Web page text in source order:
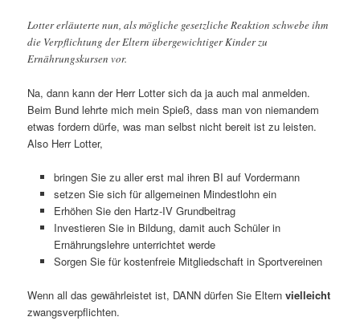
Lotter erläuterte nun, als mögliche gesetzliche Reaktion schwebe ihm
die Verpflichtung der Eltern übergewichtiger Kinder zu
Ernährungskursen vor.
Na, dann kann der Herr Lotter sich da ja auch mal anmelden.
Beim Bund lehrte mich mein Spieß, dass man von niemandem
etwas fordern dürfe, was man selbst nicht bereit ist zu leisten.
Also Herr Lotter,
bringen Sie zu aller erst mal ihren BI auf Vordermann
setzen Sie sich für allgemeinen Mindestlohn ein
Erhöhen Sie den Hartz-IV Grundbeitrag
Investieren Sie in Bildung, damit auch Schüler in
Ernährungslehre unterrichtet werde
Sorgen Sie für kostenfreie Mitgliedschaft in Sportvereinen
Wenn all das gewährleistet ist, DANN dürfen Sie Elternvielleicht
zwangsverpflichten.